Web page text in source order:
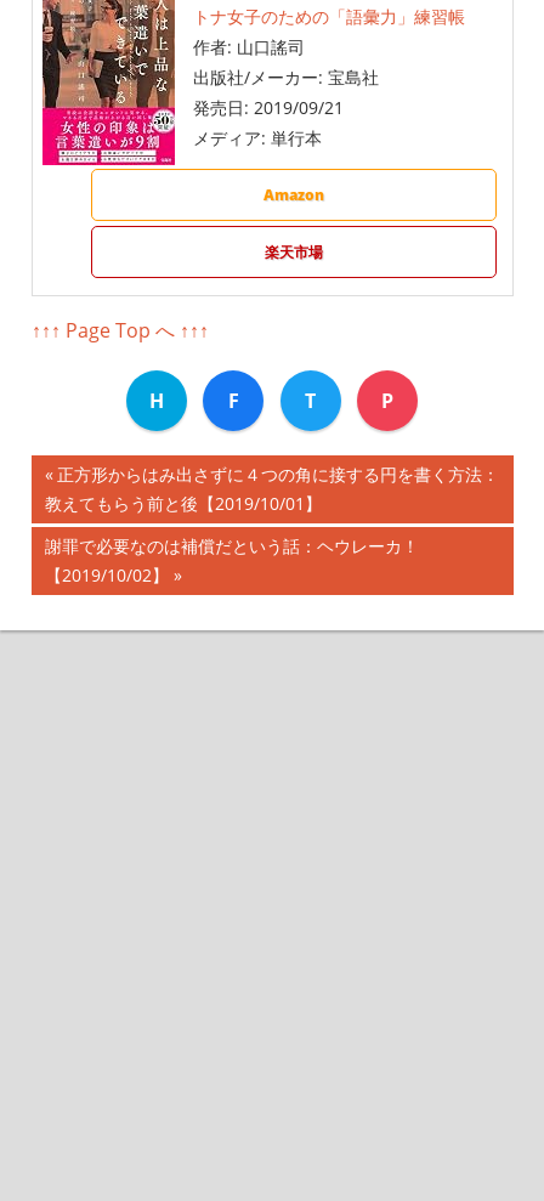
トナ女子のための「語彙力」練習帳
作者: 山口謠司
出版社/メーカー: 宝島社
発売日: 2019/09/21
メディア: 単行本
Amazon
楽天市場
↑↑↑ Page Top へ ↑↑↑
H F T P
投
稿
ナ
ビ
前
の
記
事:
正方形からはみ出さずに４つの角に接する円を書く方法：
教えてもらう前と後【2019/10/01】
次
の
事:
謝罪で必要なのは補償だという話：ヘウレーカ！
【2019/10/02】